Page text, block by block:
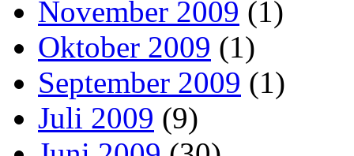
November 2009 (1)
Oktober 2009 (1)
September 2009 (1)
Juli 2009 (9)